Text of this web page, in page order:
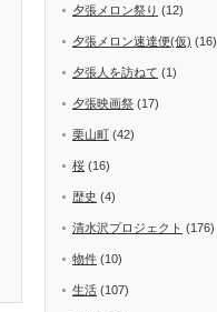
夕張メロン祭り (12)
夕張メロン速達便(仮) (16)
夕張人を訪ねて (1)
夕張映画祭 (17)
栗山町 (42)
桜 (16)
歴史 (4)
清水沢プロジェクト (176)
物件 (10)
生活 (107)